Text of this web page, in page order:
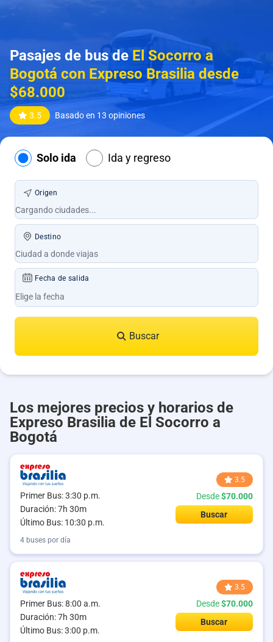
Pasajes de bus de El Socorro a
Bogotá con Expreso Brasilia desde
$68.000
3.5 Basado en 13 opiniones
Solo ida Ida y regreso
Origen
Destino
Fecha de salida
Buscar
Los mejores precios y horarios de
Expreso Brasilia de El Socorro a
Bogotá
Primer Bus: 3:30 p.m.
Duración: 7h 30m
Último Bus: 10:30 p.m.
3.5
Desde$70.000
Buscar
4 buses por día
Primer Bus: 8:00 a.m.
Duración: 7h 30m
Último Bus: 3:00 p.m.
3.5
Desde$70.000
Buscar